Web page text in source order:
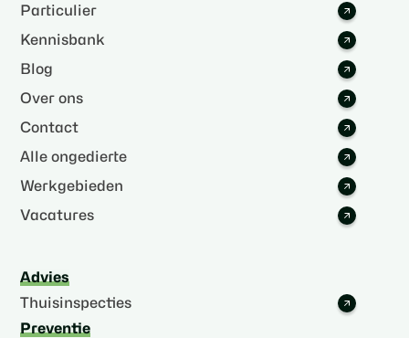
Particulier
Kennisbank
Blog
Over ons
Contact
Alle ongedierte
Werkgebieden
Vacatures
Advies
Thuisinspecties
Preventie